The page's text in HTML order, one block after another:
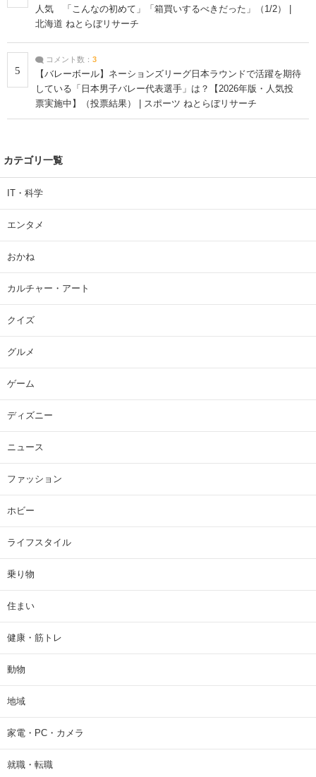
人気 「こんなの初めて」「箱買いするべきだった」（1/2） |
北海道 ねとらぼリサーチ
5
コメント数： 3
【バレーボール】ネーションズリーグ日本ラウンドで活躍を期待
している「日本男子バレー代表選手」は？【2026年版・人気投
票実施中】（投票結果） | スポーツ ねとらぼリサーチ
カテゴリ一覧
IT・科学
エンタメ
おかね
カルチャー・アート
クイズ
グルメ
ゲーム
ディズニー
ニュース
ファッション
ホビー
ライフスタイル
乗り物
住まい
健康・筋トレ
動物
地域
家電・PC・カメラ
就職・転職